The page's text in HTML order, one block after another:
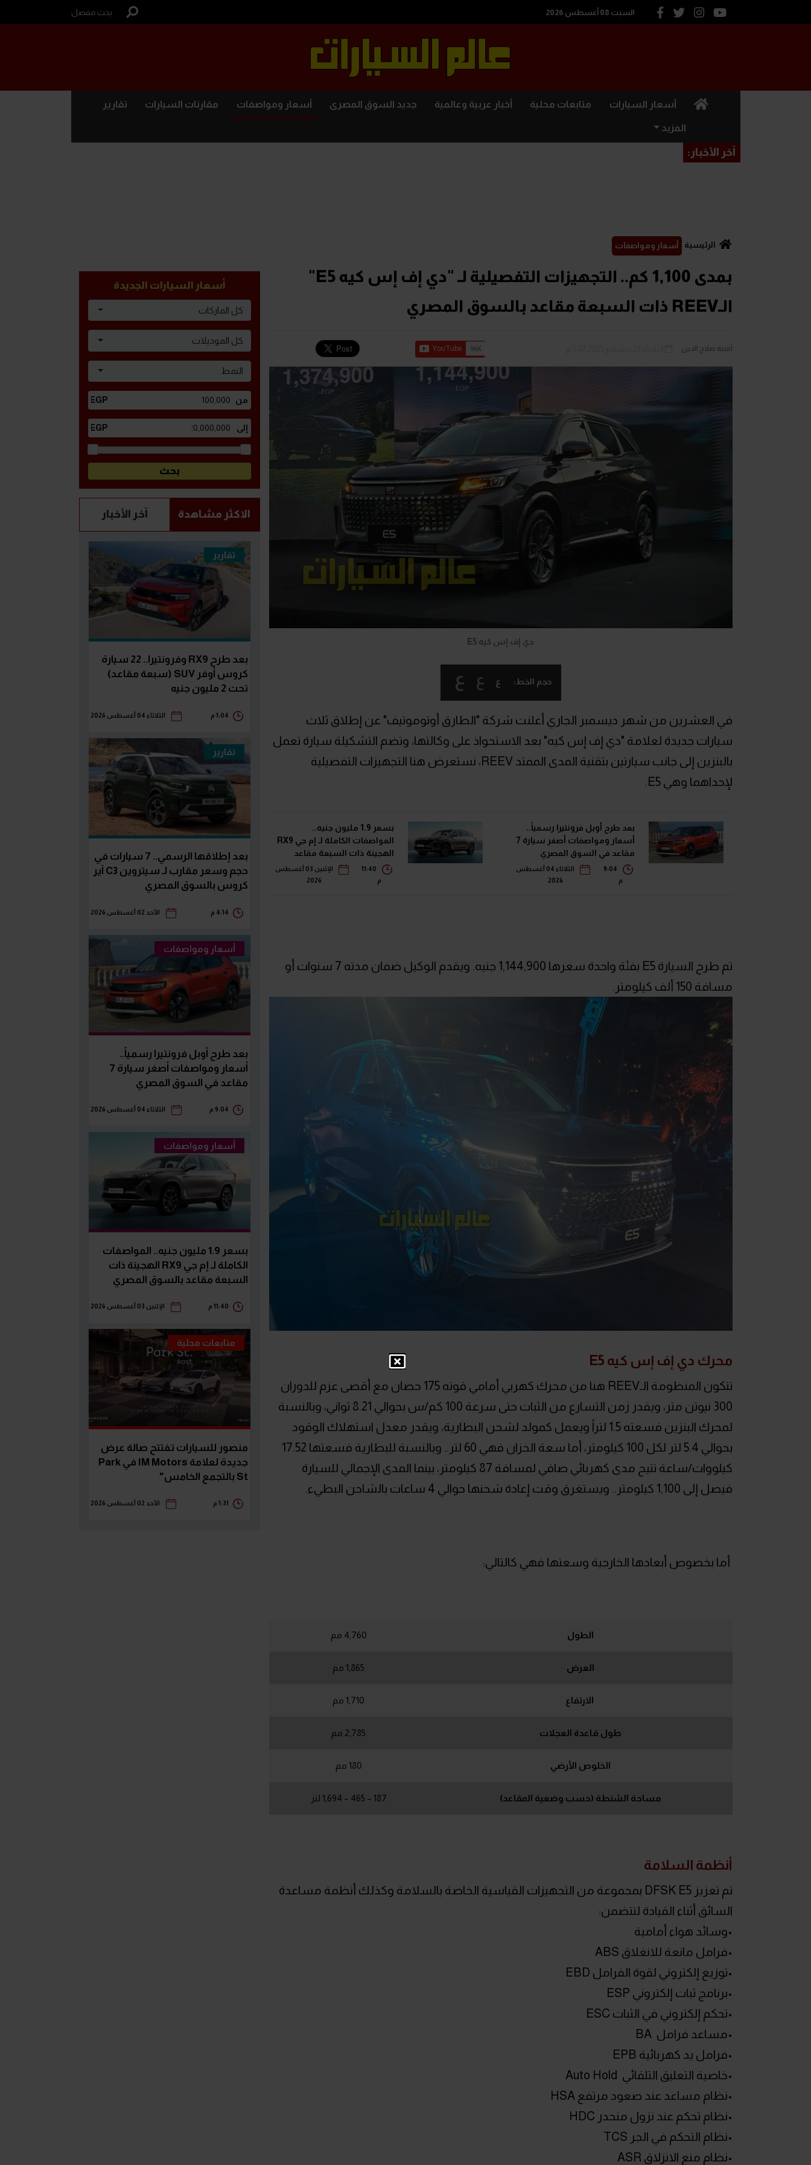
السبت 08 أغسطس 2026 بحث مفصل
(current) أسعار السيارات متابعات محلية أخبار عربية وعالمية جديد السوق المصرى أسعار ومواصفات مقارنات السيارات تقارير
المزيد
آخر الأخبار:
الرئيسية أسعار ومواصفات
بمدى 1,100 كم.. التجهيزات التفصيلية لـ "دي إف إس كيه E5"
الـREEV ذات السبعة مقاعد بالسوق المصري
أمنية صلاح الدين
دي إف إس كيه E5
حجم الخط: ع ع ع
في العشرين من شهر ديسمبر الجاري أعلنت شركة "الطارق أوتوموتيف" عن إطلاق ثلاث
سيارات جديدة لعلامة "دي إف إس كيه" بعد الاستحواذ على وكالتها، وتضم التشكيلة سيارة تعمل
بالبنزين إلى جانب سيارتين بتقنية المدى الممتد REEV، نستعرض هنا التجهيزات التفصيلية
لإحداهما وهي E5.
بعد طرح أوبل فرونتيرا رسمياً..
أسعار ومواصفات أصغر سيارة 7
مقاعد في السوق المصري
9:04
م
الثلاثاء 04 أغسطس
2026
بسعر 1.9 مليون جنيه..
المواصفات الكاملة لـ إم جي RX9
الهجينة ذات السبعة مقاعد
بالسوق المصري
11:40
م
الإثنين 03 أغسطس
2026
تم طرح السيارة E5 بفئة واحدة سعرها 1,144,900 جنيه. ويقدم الوكيل ضمان مدته 7 سنوات أو
مسافة 150 ألف كيلومتر.
محرك دي إف إس كيه E5
تتكون المنظومة الـREEV هنا من محرك كهربي أمامي قوته 175 حصان مع أقصى عزم للدوران
300 نيوتن متر، ويقدر زمن التسارع من الثبات حتى سرعة 100 كم/س بحوالي 8.21 ثواني، وبالنسبة
لمحرك البنزين فسعته 1.5 لتراً ويعمل كمولد لشحن البطارية، ويقدر معدل استهلاك الوقود
بحوالي 5.4 لتر لكل 100 كيلومتر، أما سعة الخزان فهي 60 لتر.. وبالنسبة للبطارية فسعتها 17.52
كيلووات/ساعة تتيح مدى كهربائي صافي لمسافة 87 كيلومتر، بينما المدى الإجمالي للسيارة
فيصل إلى 1,100 كيلومتر.. ويستغرق وقت إعادة شحنها حوالي 4 ساعات بالشاحن البطيء.
أما بخصوص أبعادها الخارجية وسعتها فهي كالتالي:
الطول 4,760 مم
العرض 1,865 مم
الارتفاع 1,710 مم
طول قاعدة العجلات 2,785 مم
الخلوص الأرضي 180 مم
مساحة الشنطة (حسب وضعية المقاعد) 187 – 465 – 1,694 لتر
أنظمة السلامة
تم تعزيز DFSK E5 بمجموعة من التجهيزات القياسية الخاصة بالسلامة وكذلك أنظمة مساعدة
السائق أثناء القيادة لتتضمن:
•وسائد هواء أمامية
•فرامل مانعة للانغلاق ABS
•توزيع إلكتروني لقوة الفرامل EBD
•برنامج ثبات إلكتروني ESP
•تحكم إلكتروني في الثبات ESC
•مساعد فرامل BA
•فرامل يد كهربائية EPB
•خاصية التعليق التلقائي Auto Hold
•نظام مساعد عند صعود مرتفع HSA
•نظام تحكم عند نزول منحدر HDC
•نظام التحكم في الجر TCS
•نظام منع الانزلاق ASR
أسعار السيارات الجديدة
كل الماركات
كل الموديلات
النمط
الاكثر مشاهدة آخر الأخبار
تقارير
بعد طرح RX9 وفرونتيرا.. 22 سيارة
كروس أوفر SUV (سبعة مقاعد)
تحت 2 مليون جنيه
1:04 م الثلاثاء 04 أغسطس 2026
تقارير
بعد إطلاقها الرسمي.. 7 سيارات في
حجم وسعر مقارب لـ سيتروين C3 آير
كروس بالسوق المصري
4:14 م الأحد 02 أغسطس 2026
أسعار ومواصفات
بعد طرح أوبل فرونتيرا رسمياً..
أسعار ومواصفات أصغر سيارة 7
مقاعد في السوق المصري
9:04 م الثلاثاء 04 أغسطس 2026
أسعار ومواصفات
بسعر 1.9 مليون جنيه.. المواصفات
الكاملة لـ إم جي RX9 الهجينة ذات
السبعة مقاعد بالسوق المصري
11:40 م الإثنين 03 أغسطس 2026
متابعات محلية
منصور للسيارات تفتتح صالة عرض
جديدة لعلامة IM Motors في Park
St بالتجمع الخامس"
1:31 م الأحد 02 أغسطس 2026